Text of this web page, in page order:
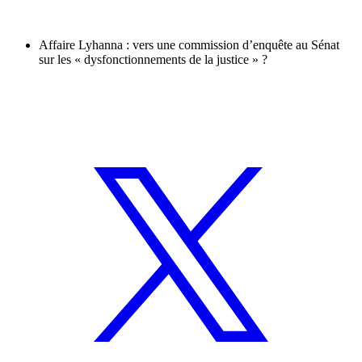
Affaire Lyhanna : vers une commission d’enquête au Sénat
sur les « dysfonctionnements de la justice » ?